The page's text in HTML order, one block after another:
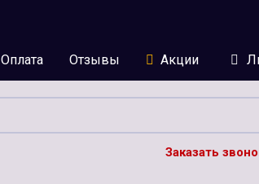
Оплата Отзывы Акции
Заказать